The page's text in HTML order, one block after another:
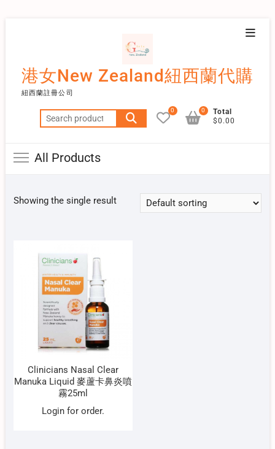
港女New Zealand紐西蘭代購
紐西蘭註冊公司
Search
for:
0
Total
$0.00
0
All Products
Showing the single result
Clinicians Nasal Clear
Manuka Liquid 麥蘆卡鼻炎噴
霧25ml
Login for order.